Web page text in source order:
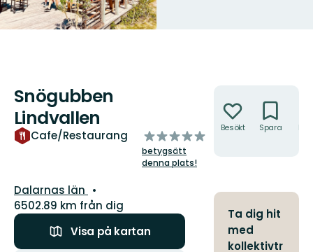
Snögubben
Lindvallen
Cafe/Restaurang
av
5
stjärnor
betygsätt
denna plats!
Län:
Dalarnas län
6502.89 km från dig
Visa på kartan
Besökt Spara
Ta dig hit
med
kollektivtr